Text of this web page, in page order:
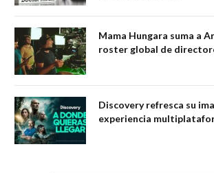
Mama Hungara suma a
roster global de
Discovery refresca su
experiencia